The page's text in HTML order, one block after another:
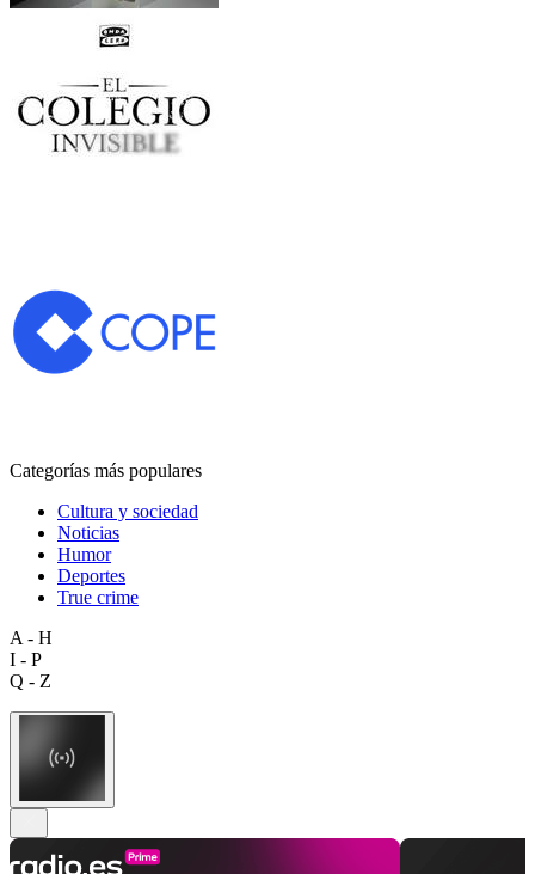
Categorías más populares
Cultura y sociedad
Noticias
Humor
Deportes
True crime
A - H
I - P
Q - Z